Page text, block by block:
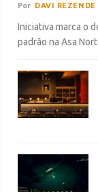
Por DAVI REZENDE
Iniciativa marca o
padrão na Asa